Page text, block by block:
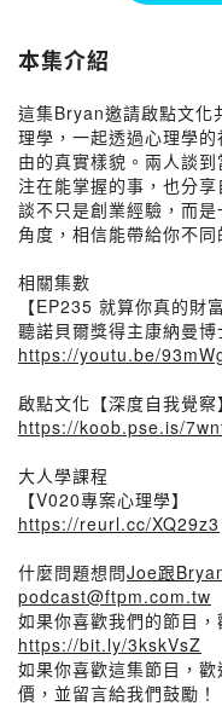
本集介紹
這集Bryan邀請啟點文化
理學，一起透過心理學
由的真實樣貌。兩人談
注在能掌握的事，也分
談不只是創業經驗，而
角度，相信能帶給你不同
相關集數
【EP235 就算你真的財
聽諾貝爾獎得主康納曼博
https://youtu.be/
啟點文化【深度自我覺察
https://koob.pse.is/
大人學課程
【V020專案心理學】
https://reurl.cc/XQ29z3
什麼問題想問Joe跟
podcast@ftpm.com.tw
如果你喜歡我們的節目，
https://bit.ly/3kskVsZ
如果你喜歡這集節目，
價，並留言給我們鼓勵！